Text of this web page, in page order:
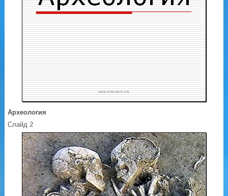
Археология
Слайд 2